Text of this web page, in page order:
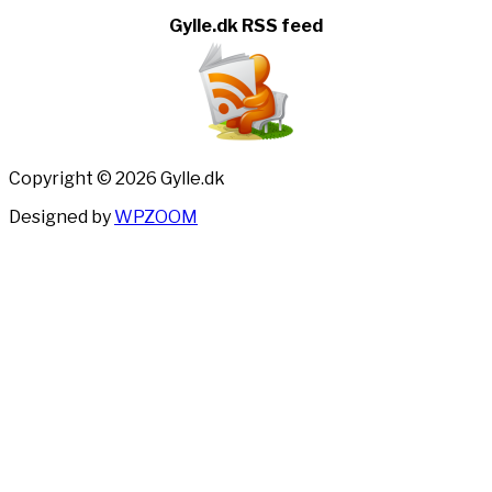
Gylle.dk RSS feed
Copyright © 2026 Gylle.dk
Designed byWPZOOM